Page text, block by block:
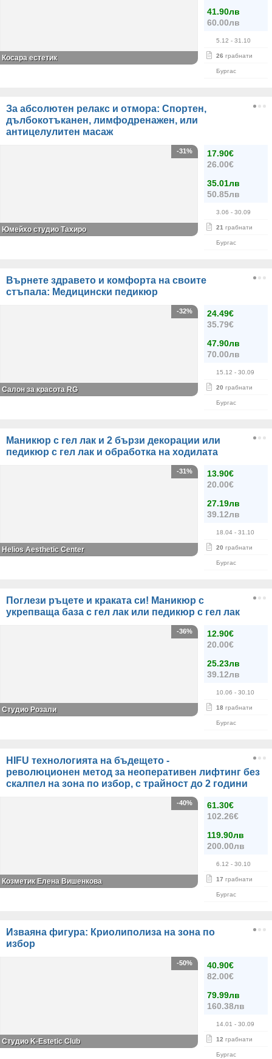
41.90лв
60.00лв
5.12 - 31.10
26 грабнати
Бургас
Косара естетик
За абсолютен релакс и отмора: Спортен,
дълбокотъканен, лимфодренажен, или
антицелулитен масаж
17.90€
26.00€
35.01лв
50.85лв
3.06 - 30.09
21 грабнати
Бургас
-31%
Юмейхо студио Тахиро
Върнете здравето и комфорта на своите
стъпала: Медицински педикюр
24.49€
35.79€
47.90лв
70.00лв
15.12 - 30.09
20 грабнати
Бургас
-32%
Салон за красота RG
Маникюр с гел лак и 2 бързи декорации или
педикюр с гел лак и обработка на ходилата
13.90€
20.00€
27.19лв
39.12лв
18.04 - 31.10
20 грабнати
Бургас
-31%
Helios Aesthetic Center
Поглези ръцете и краката си! Маникюр с
укрепваща база с гел лак или педикюр с гел лак
12.90€
20.00€
25.23лв
39.12лв
10.06 - 30.10
18 грабнати
Бургас
-36%
Студио Розали
HIFU технологията на бъдещето -
революционен метод за неоперативен лифтинг без
скалпел на зона по избор, с трайност до 2 години
61.30€
102.26€
119.90лв
200.00лв
6.12 - 30.10
17 грабнати
Бургас
-40%
Козметик Елена Вишенкова
Изваяна фигура: Криолиполиза на зона по
избор
40.90€
82.00€
79.99лв
160.38лв
14.01 - 30.09
12 грабнати
Бургас
-50%
Студио K-Estetic Club